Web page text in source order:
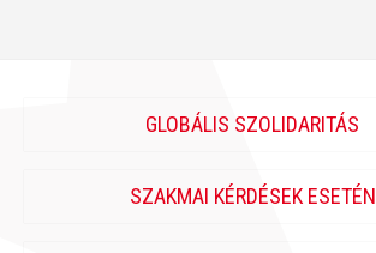
GLOBÁLIS SZOLIDARITÁS
SZAKMAI KÉRDÉSEK ESETÉN